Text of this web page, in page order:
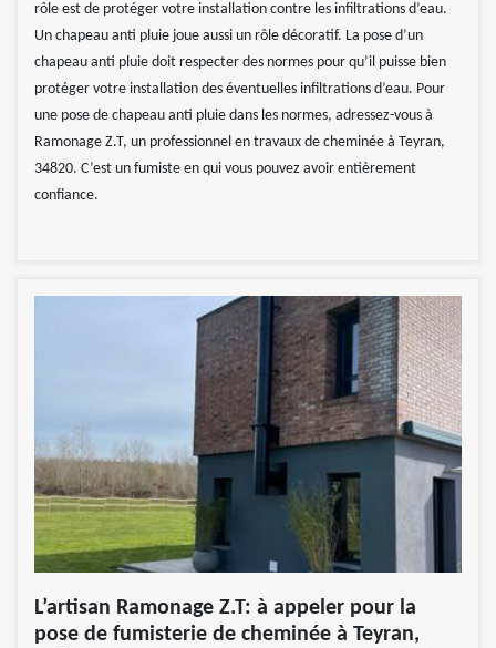
rôle est de protéger votre installation contre les infiltrations d’eau.
Un chapeau anti pluie joue aussi un rôle décoratif. La pose d’un
chapeau anti pluie doit respecter des normes pour qu’il puisse bien
protéger votre installation des éventuelles infiltrations d’eau. Pour
une pose de chapeau anti pluie dans les normes, adressez-vous à
Ramonage Z.T, un professionnel en travaux de cheminée à Teyran,
34820. C’est un fumiste en qui vous pouvez avoir entièrement
confiance.
L’artisan Ramonage Z.T: à appeler pour la
pose de fumisterie de cheminée à Teyran,